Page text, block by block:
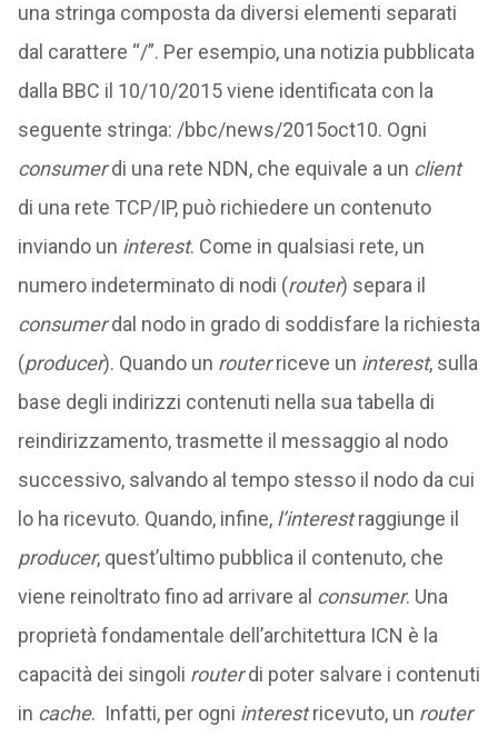
una stringa composta da diversi elementi separati
dal carattere “/”. Per esempio, una notizia pubblicata
dalla BBC il 10/10/2015 viene identificata con la
seguente stringa: /bbc/news/2015oct10. Ogni
consumerdi una rete NDN, che equivale a un client
di una rete TCP/IP, può richiedere un contenuto
inviando un interest. Come in qualsiasi rete, un
numero indeterminato di nodi (router) separa il
consumerdal nodo in grado di soddisfare la richiesta
(producer). Quando un routerriceve un interest, sulla
base degli indirizzi contenuti nella sua tabella di
reindirizzamento, trasmette il messaggio al nodo
successivo, salvando al tempo stesso il nodo da cui
lo ha ricevuto. Quando, infine, l’interestraggiunge il
producer, quest’ultimo pubblica il contenuto, che
viene reinoltrato fino ad arrivare al consumer. Una
proprietà fondamentale dell’architettura ICN è la
capacità dei singoli routerdi poter salvare i contenuti
in cache. Infatti, per ogni interestricevuto, un router